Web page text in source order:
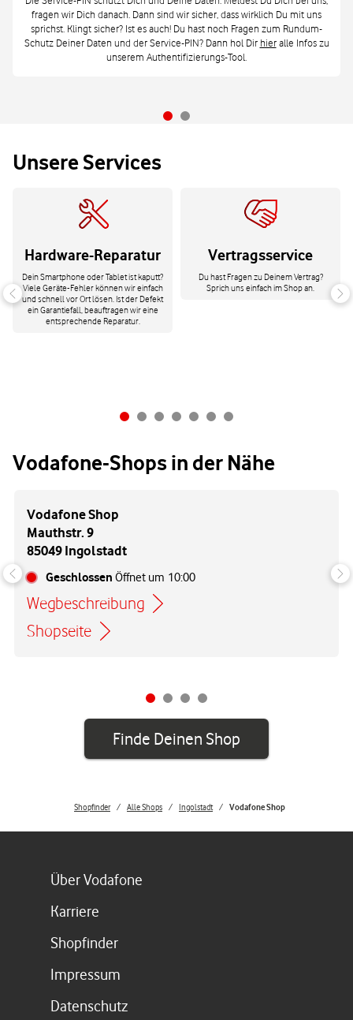
fragen wir Dich danach. Dann sind wir sicher, dass wirklich Du mit uns
sprichst. Klingt sicher? Ist es auch! Du hast noch Fragen zum Rundum-
Schutz Deiner Daten und der Service-PIN? Dann hol Dir hieralle Infos zu
unserem Authentifizierungs-Tool.
Unsere Services
Hardware-Reparatur
Dein Smartphone oder Tablet ist kaputt?
Viele Geräte-Fehler können wir einfach
und schnell vor Ort lösen. Ist der Defekt
ein Garantiefall, beauftragen wir eine
entsprechende Reparatur.
Vertragsservice
Du hast Fragen zu Deinem Vertrag?
Sprich uns einfach im Shop an.
Vodafone-Shops in der Nähe
Vodafone Shop
Mauthstr. 9
85049 Ingolstadt
Geschlossen Öffnet um 10:00
Wegbeschreibung
Link öffnet in einem neuen Tab
Shopseite
Finde Deinen Shop
Shopfinder Alle Shops Ingolstadt Vodafone Shop
Über Vodafone
Karriere
ShopfinderLink öffnet in einem neuen Tab
Impressum
Datenschutz